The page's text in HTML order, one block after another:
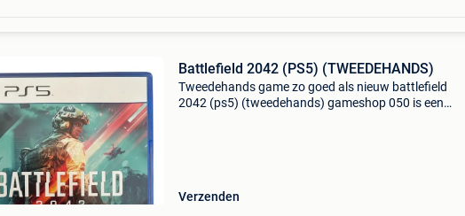
Battlefield 2042 (PS5) (TWEEDEHANDS)
Tweedehands game zo goed als nieuw battlefield
2042 (ps5) (tweedehands) gameshop 050 is een
Verzenden